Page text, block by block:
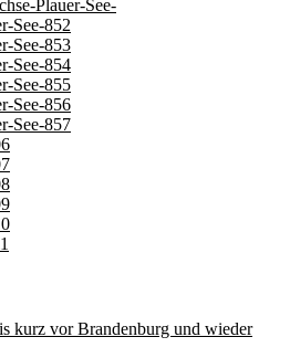
kurz vor Brandenburg und wieder